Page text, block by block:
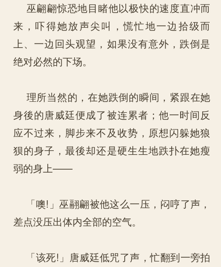
巫翩翩惊恐地目睹他以极快的速度直冲而
来，吓得她放声尖叫，慌忙地一边拾级而
上、一边回头观望，如果没有意外，跌倒是
绝对必然的下场。
理所当然的，在她跌倒的瞬间，紧跟在她
身後的唐威廷便成了被连累者；他一时间反
应不过来，脚步来不及收势，原想闪躲她狼
狈的身子，最後却还是硬生生地跌扑在她瘦
弱的身上——
「噢!」巫翮翩被他这么一压，闷哼了声，
差点没压出体内全部的空气。
「该死!」唐威廷低咒了声，忙翻到一旁拍